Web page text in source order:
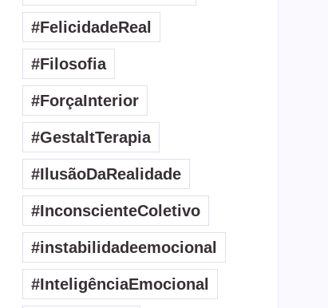
#FelicidadeReal
#Filosofia
#ForçaInterior
#GestaltTerapia
#IlusãoDaRealidade
#InconscienteColetivo
#instabilidadeemocional
#InteligênciaEmocional